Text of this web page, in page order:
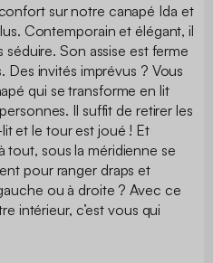
sur notre canapé Ida et
Contemporain et élégant, il
Son assise est ferme
Des invités imprévus ? Vous
qui se transforme en lit
Il suffit de retirer les
et le tour est joué ! Et
tout, sous la méridienne se
pour ranger draps et
ou à droite ? Avec ce
intérieur, c’est vous qui